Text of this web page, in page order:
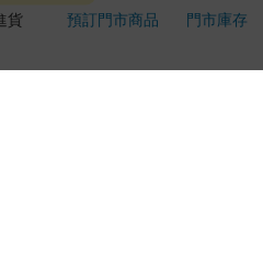
，退回商品須為全新狀態**
條及行政院消費者保護處公告之
貨 預訂門市商品
門市庫存